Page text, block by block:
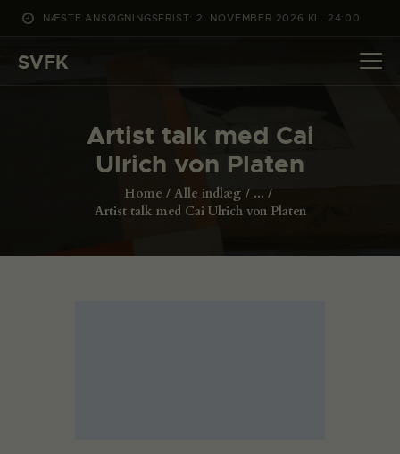
NÆSTE ANSØGNINGSFRIST: 2. NOVEMBER 2026 KL. 24:00
SVFK
Artist talk med Cai
Ulrich von Platen
Home Alle indlæg
...
Artist talk med Cai Ulrich von Platen
DET SKER
PROJEKTER
ANSØG